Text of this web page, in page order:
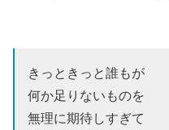
きっときっと誰もが
何か足りないものを
無理に期待しすぎて